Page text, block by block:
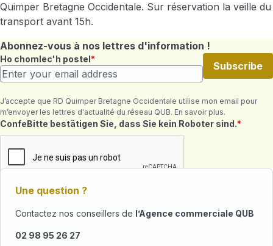
Quimper Bretagne Occidentale. Sur réservation la veille du
transport avant 15h.
Abonnez-vous à nos lettres d'information !
Ho chomlec'h postel
Subscribe
J’accepte que RD Quimper Bretagne Occidentale utilise mon email pour
m’envoyer les lettres d'actualité du réseau QUB. En savoir plus.
Maeziennoù ret
ConfeBitte bestätigen Sie, dass Sie kein Roboter sind.
Une question ?
Contactez nos conseillers de l’Agence commerciale QUB
02 98 95 26 27